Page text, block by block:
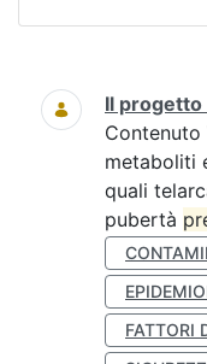
Ricerca
Il progetto
Contenuto
metaboliti
quali
pubertà
FATTORI